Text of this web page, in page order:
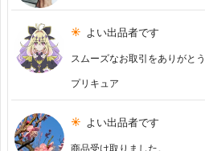
よい出品者です
スムーズなお取引をありがと
プリキュア
よい出品者です
商品受け取りました。